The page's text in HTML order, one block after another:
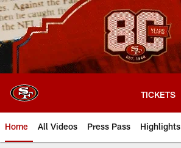
Skip
to
main
content
TICKETS
Home All Videos Press Pass Highlights